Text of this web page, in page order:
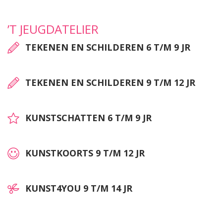
’T JEUGDATELIER
TEKENEN EN SCHILDEREN 6 T/M 9 JR
TEKENEN EN SCHILDEREN 9 T/M 12 JR
KUNSTSCHATTEN 6 T/M 9 JR
KUNSTKOORTS 9 T/M 12 JR
KUNST4YOU 9 T/M 14 JR